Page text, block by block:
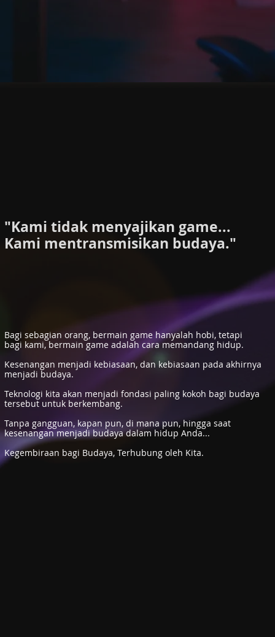
"Kami tidak menyajikan game...
Kami mentransmisikan budaya."
Bagi sebagian orang, bermain game hanyalah hobi, tetapi
bagi kami, bermain game adalah cara memandang hidup.
Kesenangan menjadi kebiasaan, dan kebiasaan pada akhirnya
menjadi budaya.
Teknologi kita akan menjadi fondasi paling kokoh bagi budaya
tersebut untuk berkembang.
Tanpa gangguan, kapan pun, di mana pun, hingga saat
kesenangan menjadi budaya dalam hidup Anda...
Kegembiraan bagi Budaya, Terhubung oleh Kita.